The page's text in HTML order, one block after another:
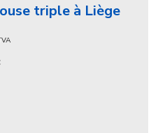
triple à Liège